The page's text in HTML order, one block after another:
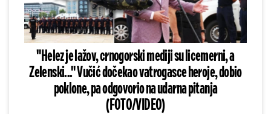
"Helez je lažov, crnogorski mediji su licemerni, a
Zelenski..." Vučić dočekao vatrogasce heroje, dobio
poklone, pa odgovorio na udarna pitanja
(FOTO/VIDEO)